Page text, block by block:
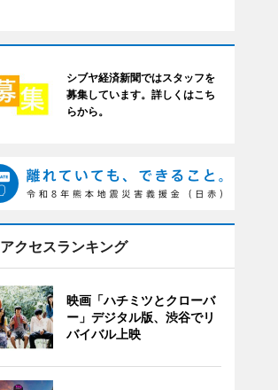
シブヤ経済新聞ではスタッフを
募集しています。詳しくはこち
らから。
アクセスランキング
映画「ハチミツとクローバ
ー」デジタル版、渋谷でリ
バイバル上映